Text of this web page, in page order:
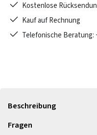
Kostenlose
Kauf auf Rechnung
Telefonische Beratung:
Beschreibung
Fragen